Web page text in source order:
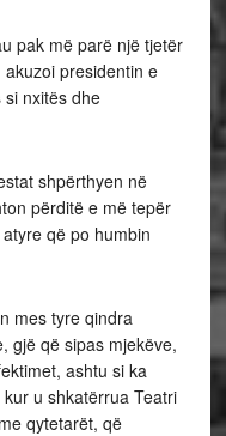
pak më parë një tjetër
presidentin e
nxitës dhe
shpërthyen në
përditë e më tepër
që po humbin
mes tyre qindra
gjë që sipas mjekëve,
ashtu si ka
u shkatërrua Teatri
qytetarët, që